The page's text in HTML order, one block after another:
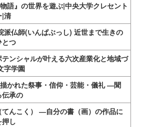
語』の世界を遊ぶ|中央大学クレセント
|清
派仏師(いんぱぶっし) 近世まで生きの
とつ
テンシャルが叶える六次産業化と地域づ
字学園
かれた祭事・信仰・芸能・儀礼 ―聞
伝承の
んこく） ―自分の書（画）の作品に
押し